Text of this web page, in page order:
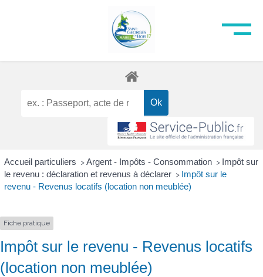
Accueil particuliers > Argent - Impôts - Consommation > Impôt sur
le revenu : déclaration et revenus à déclarer > Impôt sur le
revenu - Revenus locatifs (location non meublée)
Fiche pratique
Impôt sur le revenu - Revenus locatifs
(location non meublée)